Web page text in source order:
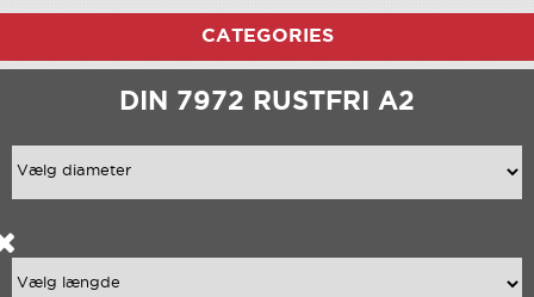
CATEGORIES
DIN 7972 RUSTFRI A2